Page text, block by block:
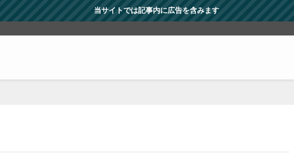
当サイトでは記事内に広告を含みます